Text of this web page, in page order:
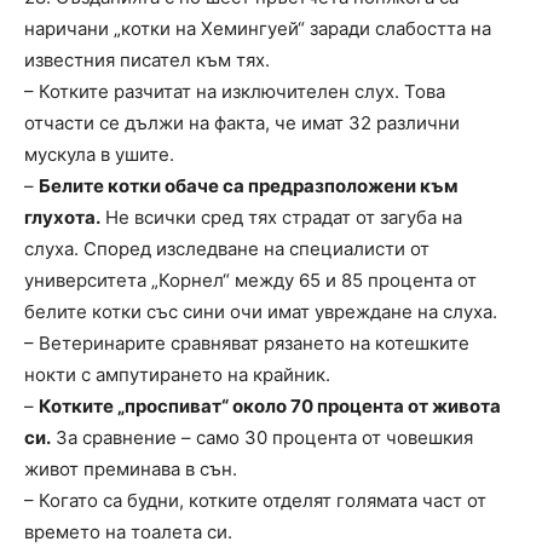
наричани „котки на Хемингуей“ заради слабостта на
известния писател към тях.
– Котките разчитат на изключителен слух. Това
отчасти се дължи на факта, че имат 32 различни
мускула в ушите.
– Белите котки обаче са предразположени към
глухота. Не всички сред тях страдат от загуба на
слуха. Според изследване на специалисти от
университета „Корнел“ между 65 и 85 процента от
белите котки със сини очи имат увреждане на слуха.
– Ветеринарите сравняват рязането на котешките
нокти с ампутирането на крайник.
– Котките „проспиват“ около 70 процента от живота
си. За сравнение – само 30 процента от човешкия
живот преминава в сън.
– Когато са будни, котките отделят голямата част от
времето на тоалета си.